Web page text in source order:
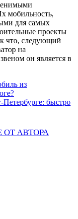
мобильность,
для самых
проекты
что, следующий
на
он является в
из
быстро
ОТ АВТОРА